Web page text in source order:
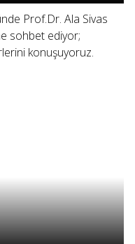
Prof.Dr. Ala Sivas
sohbet ediyor;
konuşuyoruz.